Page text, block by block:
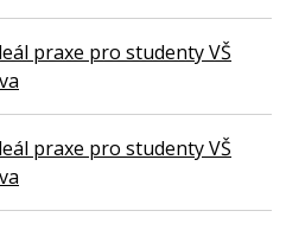
praxe pro studenty VŠ
praxe pro studenty VŠ